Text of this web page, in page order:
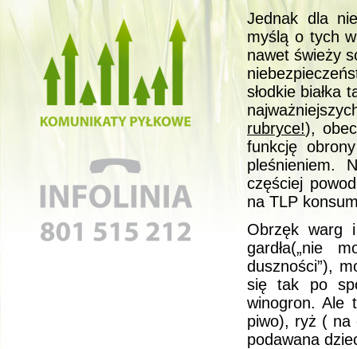
Jednak dla
myślą o tych
nawet świeży
słodkie
rubryce!),
funkcję
pleśnieniem.
częściej
na TLP
Obrzęk warg
gardła(„nie
duszności”),
się tak po
winogron. Ale
piwo), ryż ( na
podawana